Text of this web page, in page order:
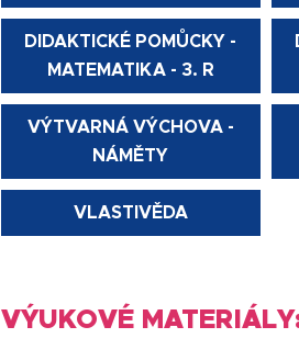
DIDAKTICKÉ POMŮCKY -
MATEMATIKA - 3. R
VÝTVARNÁ VÝCHOVA -
NÁMĚTY
VLASTIVĚDA
VÝUKOVÉ